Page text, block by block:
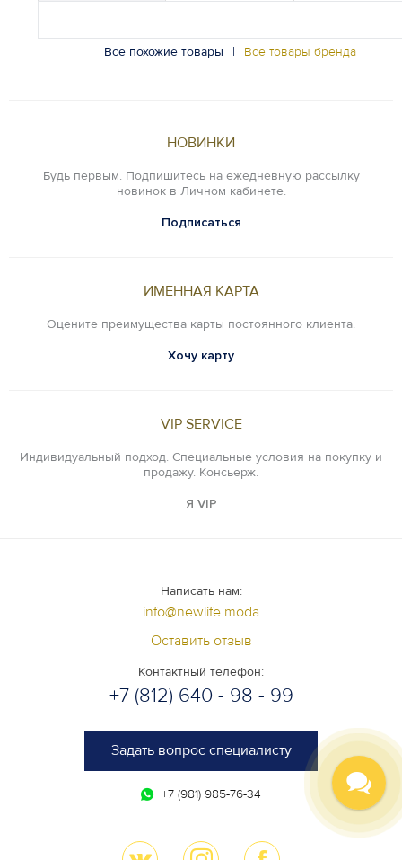
Все похожие товары | Все товары бренда
НОВИНКИ
Будь первым. Подпишитесь на ежедневную рассылку
новинок в Личном кабинете.
Подписаться
ИМЕННАЯ КАРТА
Оцените преимущества карты постоянного клиента.
Хочу карту
VIP SERVICE
Индивидуальный подход. Специальные условия на покупку и
продажу. Консьерж.
Я VIP
Написать нам:
info@newlife.moda
Оставить отзыв
Контактный телефон:
+7 (812) 640 - 98 - 99
Задать вопрос специалисту
+7 (981) 985-76-34